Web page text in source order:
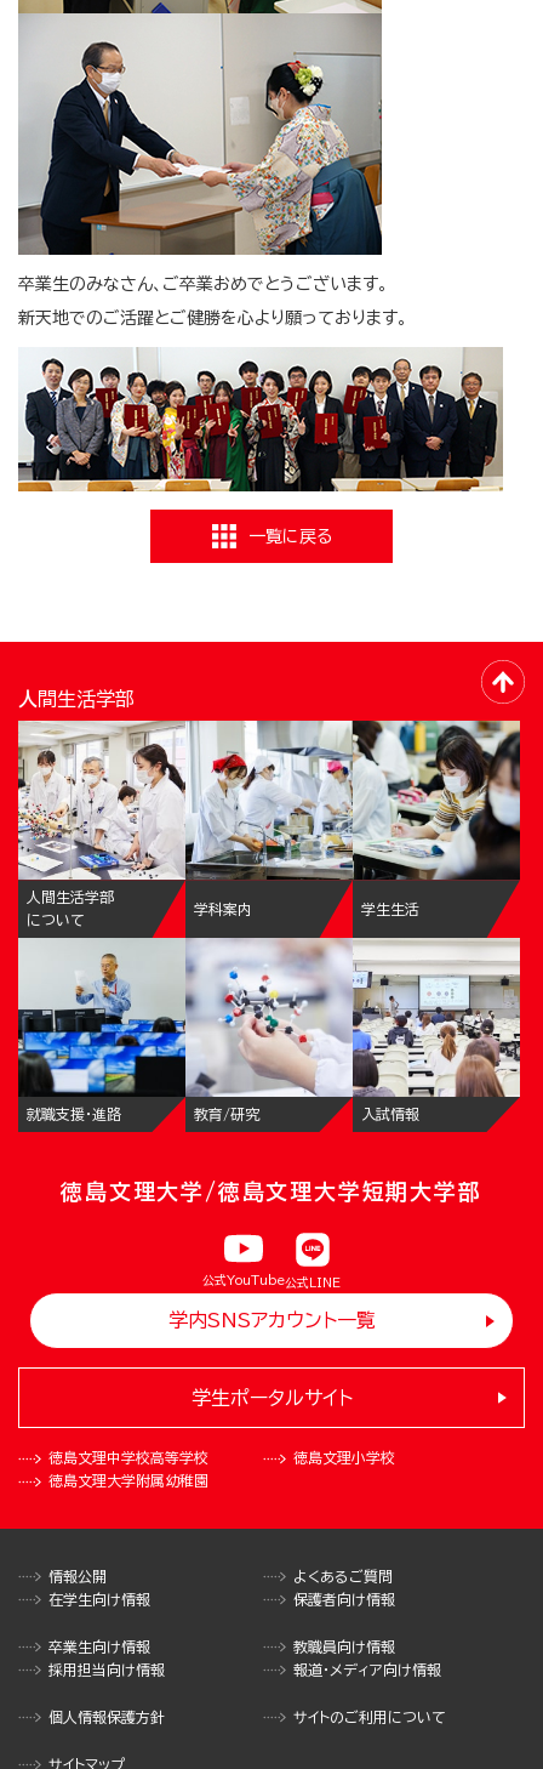
卒業生のみなさん、ご卒業おめでとうございます。
新天地でのご活躍とご健勝を心より願っております。
一覧に戻る
人間生活学部
人間生活学部
について
学科案内 学生生活
就職支援・進路 教育/研究 入試情報
徳島文理大学/徳島文理大学短期大学部
公式YouTube公式LINE
学内SNSアカウント一覧
徳島文理中学校高等学校
徳島文理小学校
徳島文理大学附属幼稚園
学生ポータルサイト
情報公開
よくあるご質問
在学生向け情報
保護者向け情報
卒業生向け情報
教職員向け情報
採用担当向け情報
報道・メディア向け情報
個人情報保護方針 サイトのご利用について
サイトマップ